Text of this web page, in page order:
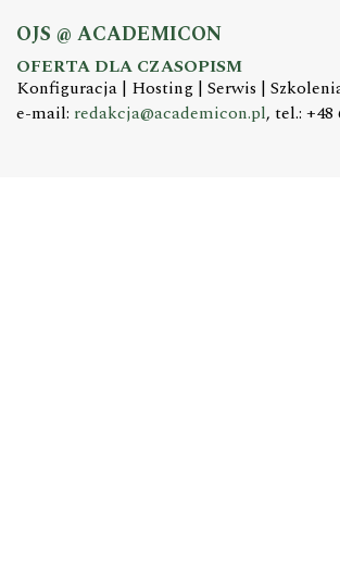
OJS @ ACADEMICON
OFERTA DLA CZASOPISM
Konfiguracja | Hosting | Serwis |
e-mail: redakcja@academicon.pl, tel.: +48